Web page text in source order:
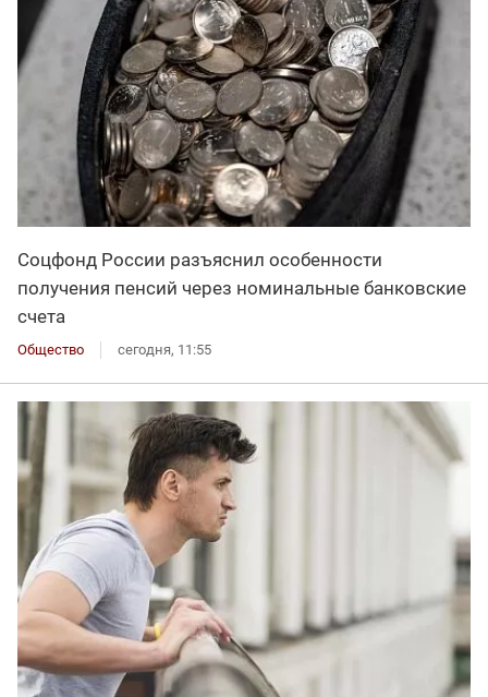
Соцфонд России разъяснил особенности
получения пенсий через номинальные банковские
счета
Общество сегодня, 11:55